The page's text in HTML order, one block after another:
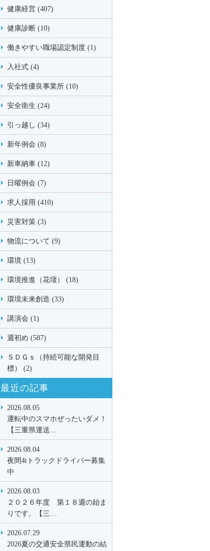
健康経営 (407)
健康診断 (10)
働きやすい職場認定制度 (1)
入社式 (4)
安全性優良事業所 (10)
安全衛生 (24)
引っ越し (34)
新年例会 (8)
新車納車 (12)
日曜例会 (7)
求人採用 (410)
災害対策 (3)
物流について (9)
環境 (13)
環境推進（花壇） (18)
環境未来創造 (33)
講演会 (1)
週初め (587)
ＳＤＧｓ（持続可能な開発目
標） (2)
最近の記事
2026.08.05
運転中のスマホぜったいダメ！
【三重県運送…
2026.08.04
夜間4tトラックドライバー募集
中
2026.08.03
２０２６年度 第１８週の始ま
りです。【三…
2026.07.29
2026夏の交通安全県民運動の結